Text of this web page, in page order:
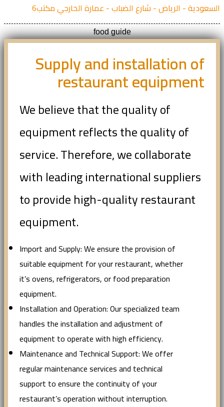
- الرياض - شارع الضباب - عمارة الخارجي مكتب6
food guide
Supply and installation of
restaurant equipment
We believe that the quality of
equipment reflects the quality of
service. Therefore, we collaborate
with leading international suppliers
to provide high-quality restaurant
equipment.
Import and Supply: We ensure the provision of
suitable equipment for your restaurant, whether
it’s ovens, refrigerators, or food preparation
equipment.
Installation and Operation: Our specialized team
handles the installation and adjustment of
equipment to operate with high efficiency.
Maintenance and Technical Support: We offer
regular maintenance services and technical
support to ensure the continuity of your
restaurant’s operation without interruption.